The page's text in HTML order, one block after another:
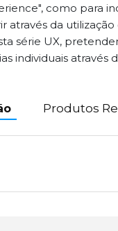
como para
através da
série UX,
individuais através
Produtos